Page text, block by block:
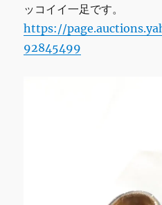
ッコイイ一足です。
https://
92845499